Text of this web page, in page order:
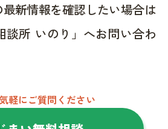
新情報を確認したい場合は
談所 いのり」へお問い合わ
軽にご質問ください